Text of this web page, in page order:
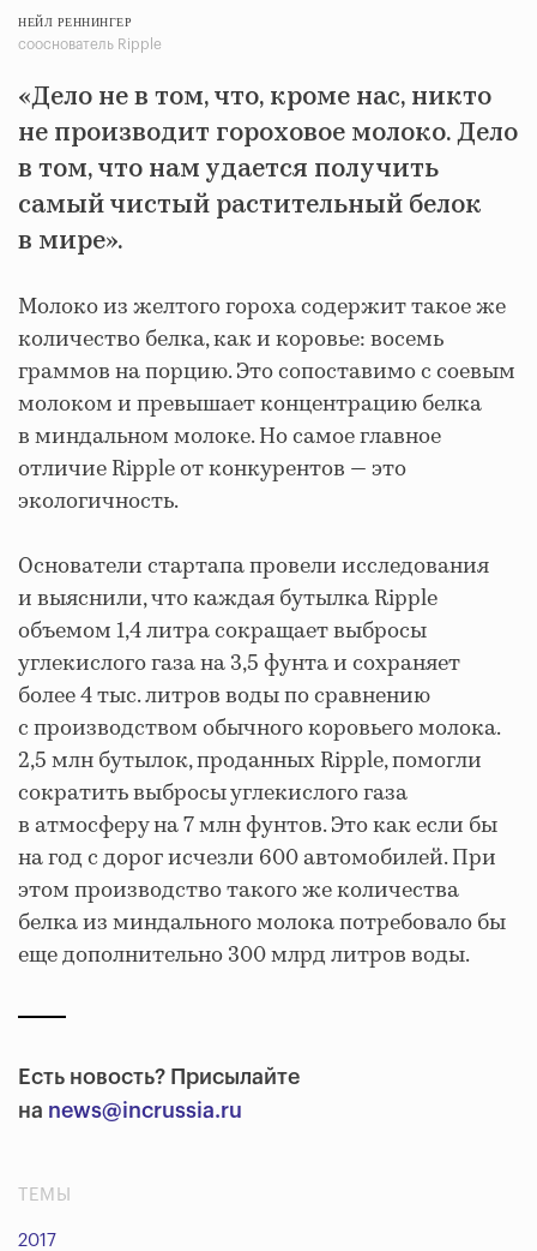
НЕЙЛ РЕННИНГЕР
сооснователь Ripple
«Дело не в том, что, кроме нас, никто
не производит гороховое молоко. Дело
в том, что нам удается получить
самый чистый растительный белок
в мире».
Молоко из желтого гороха содержит такое же
количество белка, как и коровье: восемь
граммов на порцию. Это сопоставимо с соевым
молоком и превышает концентрацию белка
в миндальном молоке. Но самое главное
отличие Ripple от конкурентов — это
экологичность.
Основатели стартапа провели исследования
и выяснили, что каждая бутылка Ripple
объемом 1,4 литра сокращает выбросы
углекислого газа на 3,5 фунта и сохраняет
более 4 тыс. литров воды по сравнению
с производством обычного коровьего молока.
2,5 млн бутылок, проданных Ripple, помогли
сократить выбросы углекислого газа
в атмосферу на 7 млн фунтов. Это как если бы
на год с дорог исчезли 600 автомобилей. При
этом производство такого же количества
белка из миндального молока потребовало бы
еще дополнительно 300 млрд литров воды.
Есть новость? Присылайте
на news@incrussia.ru
ТЕМЫ
2017